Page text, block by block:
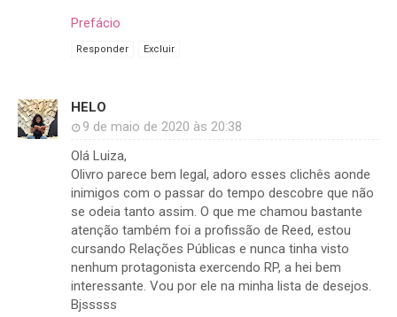
Prefácio
Responder Excluir
HELO
9 de maio de 2020 às 20:38
Olá Luiza,
Olivro parece bem legal, adoro esses clichês aonde
inimigos com o passar do tempo descobre que não
se odeia tanto assim. O que me chamou bastante
atenção também foi a profissão de Reed, estou
cursando Relações Públicas e nunca tinha visto
nenhum protagonista exercendo RP, a hei bem
interessante. Vou por ele na minha lista de desejos.
Bjsssss